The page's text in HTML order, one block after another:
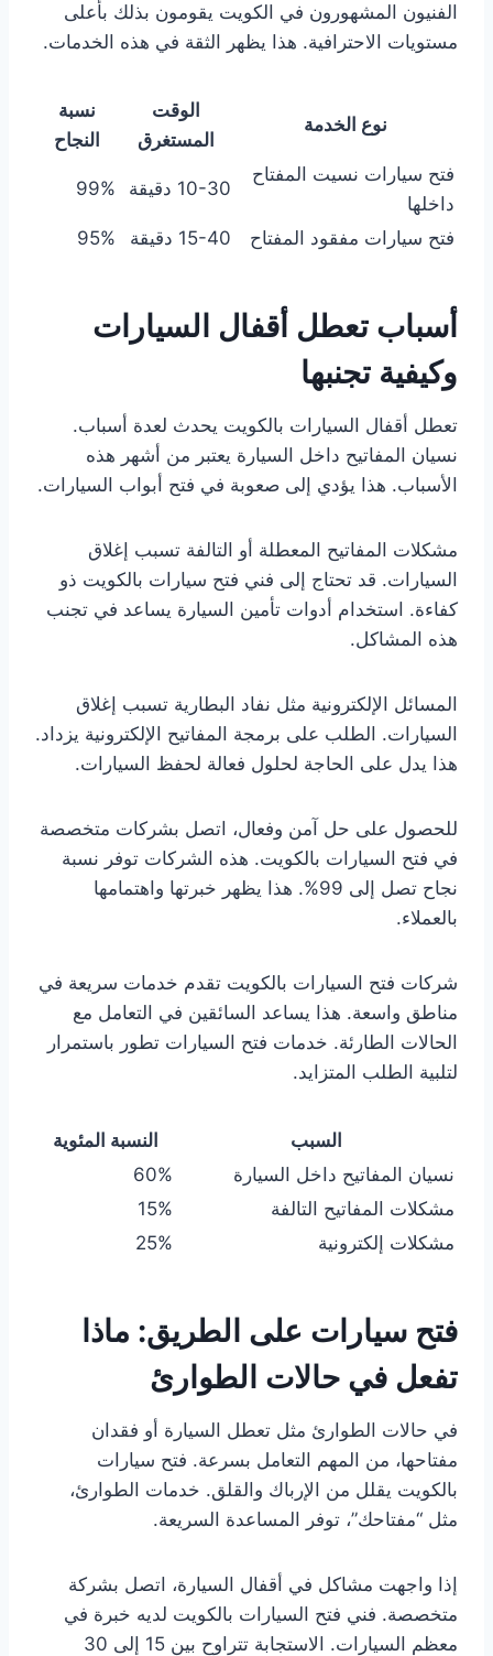
الفنيون المشهورون في الكويت يقومون بذلك بأعلى
مستويات الاحترافية. هذا يظهر الثقة في هذه الخدمات.
نوع الخدمة
الوقت
المستغرق
نسبة
النجاح
فتح سيارات نسيت المفتاح
داخلها
10-30 دقيقة 99%
فتح سيارات مفقود المفتاح 15-40 دقيقة 95%
أسباب تعطل أقفال السيارات
وكيفية تجنبها
تعطل أقفال السيارات بالكويت يحدث لعدة أسباب.
نسيان المفاتيح داخل السيارة يعتبر من أشهر هذه
الأسباب. هذا يؤدي إلى صعوبة في فتح أبواب السيارات.
مشكلات المفاتيح المعطلة أو التالفة تسبب إغلاق
السيارات. قد تحتاج إلى فني فتح سيارات بالكويت ذو
كفاءة. استخدام أدوات تأمين السيارة يساعد في تجنب
هذه المشاكل.
المسائل الإلكترونية مثل نفاد البطارية تسبب إغلاق
السيارات. الطلب على برمجة المفاتيح الإلكترونية يزداد.
هذا يدل على الحاجة لحلول فعالة لحفظ السيارات.
للحصول على حل آمن وفعال، اتصل بشركات متخصصة
في فتح السيارات بالكويت. هذه الشركات توفر نسبة
نجاح تصل إلى 99%. هذا يظهر خبرتها واهتمامها
بالعملاء.
شركات فتح السيارات بالكويت تقدم خدمات سريعة في
مناطق واسعة. هذا يساعد السائقين في التعامل مع
الحالات الطارئة. خدمات فتح السيارات تطور باستمرار
لتلبية الطلب المتزايد.
السبب
النسبة المئوية
نسيان المفاتيح داخل السيارة
60%
مشكلات المفاتيح التالفة
15%
مشكلات إلكترونية
25%
فتح سيارات على الطريق: ماذا
تفعل في حالات الطوارئ
في حالات الطوارئ مثل تعطل السيارة أو فقدان
مفتاحها، من المهم التعامل بسرعة. فتح سيارات
بالكويت يقلل من الإرباك والقلق. خدمات الطوارئ،
مثل “مفتاحك”، توفر المساعدة السريعة.
إذا واجهت مشاكل في أقفال السيارة، اتصل بشركة
متخصصة. فني فتح السيارات بالكويت لديه خبرة في
معظم السيارات. الاستجابة تتراوح بين 15 إلى 30